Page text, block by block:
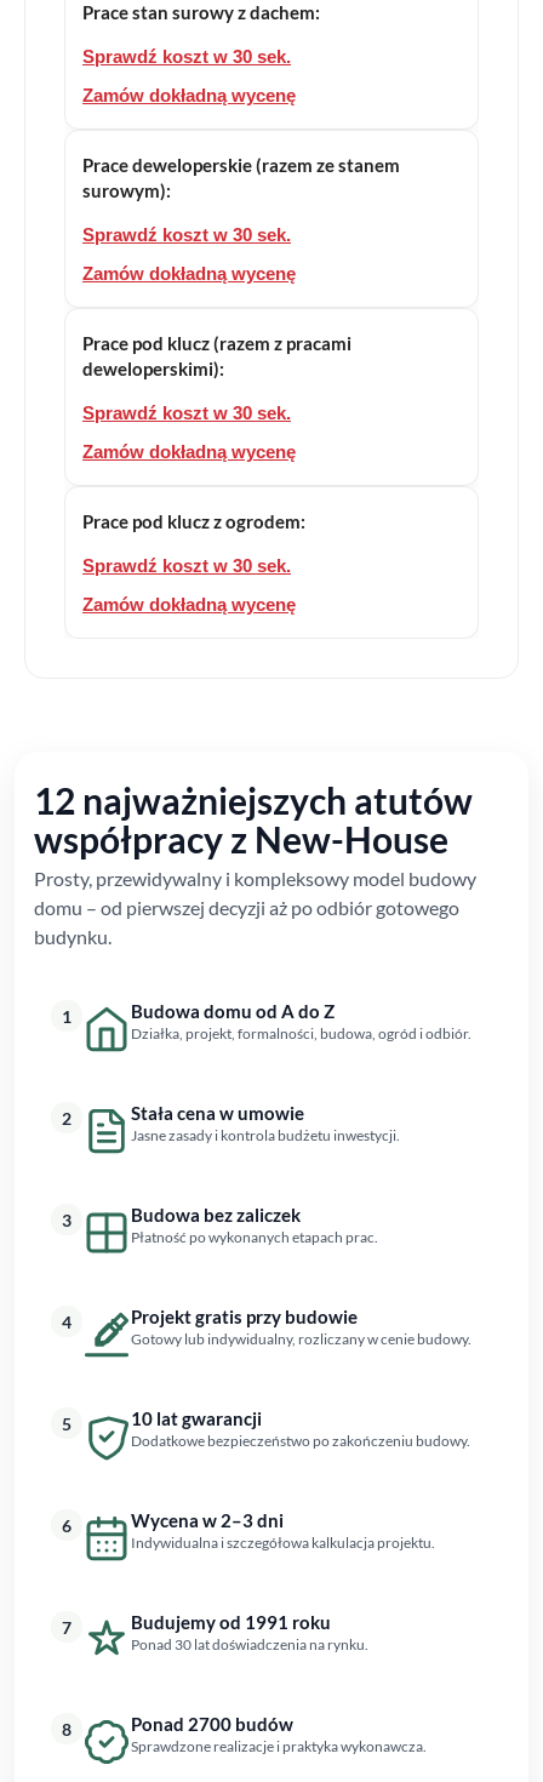
Prace stan surowy z dachem:
Sprawdź koszt w 30 sek.
Zamów dokładną wycenę
Prace deweloperskie (razem ze stanem
surowym):
Sprawdź koszt w 30 sek.
Zamów dokładną wycenę
Prace pod klucz (razem z pracami
deweloperskimi):
Sprawdź koszt w 30 sek.
Zamów dokładną wycenę
Prace pod klucz z ogrodem:
Sprawdź koszt w 30 sek.
Zamów dokładną wycenę
12 najważniejszych atutów
współpracy z New-House
Prosty, przewidywalny i kompleksowy model budowy
domu – od pierwszej decyzji aż po odbiór gotowego
budynku.
1 Budowa domu od A do Z
Działka, projekt, formalności, budowa, ogród i odbiór.
2 Stała cena w umowie
Jasne zasady i kontrola budżetu inwestycji.
3 Budowa bez zaliczek
Płatność po wykonanych etapach prac.
4 Projekt gratis przy budowie
Gotowy lub indywidualny, rozliczany w cenie budowy.
5 10 lat gwarancji
Dodatkowe bezpieczeństwo po zakończeniu budowy.
6 Wycena w 2–3 dni
Indywidualna i szczegółowa kalkulacja projektu.
7 Budujemy od 1991 roku
Ponad 30 lat doświadczenia na rynku.
8 Ponad 2700 budów
Sprawdzone realizacje i praktyka wykonawcza.